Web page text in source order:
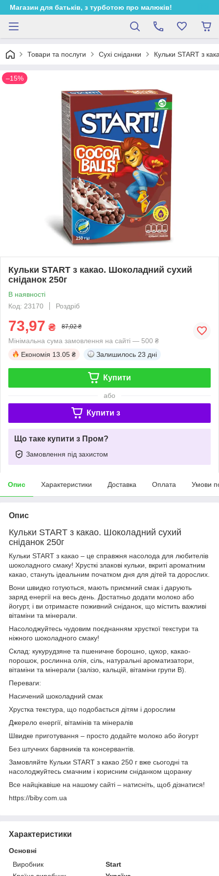
Магазин для батьків, з турботою про малюків!
Товари та послуги Сухі сніданки Кульки START з
–15%
Кульки START з какао. Шоколадний сухий
сніданок 250г
В наявності
Код: 23170
Роздріб
73,97 ₴ 87,02 ₴
Мінімальна сума замовлення на сайті — 500 ₴
Економія 13.05 ₴ Залишилось 23 дні
Купити
або
Купити з
Що таке купити з Пром?
Замовлення під захистом
Опис Характеристики Доставка Оплата Умови
Опис
Кульки START з какао. Шоколадний сухий
сніданок 250г
Кульки START з какао – це справжня насолода для любителів
шоколадного смаку! Хрусткі злакові кульки, вкриті ароматним
какао, стануть ідеальним початком дня для дітей та дорослих.
Вони швидко готуються, мають приємний смак і дарують
заряд енергії на весь день. Достатньо додати молоко або
йогурт, і ви отримаєте поживний сніданок, що містить важливі
вітаміни та мінерали.
Насолоджуйтесь чудовим поєднанням хрусткої текстури та
ніжного шоколадного смаку!
Склад: кукурудзяне та пшеничне борошно, цукор, какао-
порошок, рослинна олія, сіль, натуральні ароматизатори,
вітаміни та мінерали (залізо, кальцій, вітаміни групи B).
Переваги:
Насичений шоколадний смак
Хрустка текстура, що подобається дітям і дорослим
Джерело енергії, вітамінів та мінералів
Швидке приготування – просто додайте молоко або йогурт
Без штучних барвників та консервантів.
Замовляйте Кульки START з какао 250 г вже сьогодні та
насолоджуйтесь смачним і корисним сніданком щоранку
Все найцікавіше на нашому сайті – натисніть, щоб дізнатися!
https://biby.com.ua
Характеристики
Основні
Виробник
Start